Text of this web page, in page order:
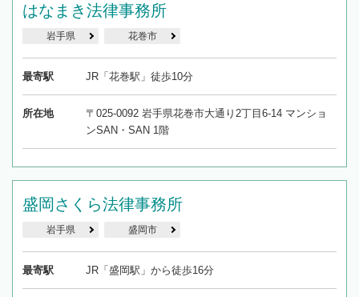
はなまき法律事務所
岩手県 花巻市
最寄駅 JR「花巻駅」徒歩10分
所在地
〒025-0092 岩手県花巻市大通り2丁目6-14 マンショ
ンSAN・SAN 1階
盛岡さくら法律事務所
岩手県 盛岡市
最寄駅 JR「盛岡駅」から徒歩16分